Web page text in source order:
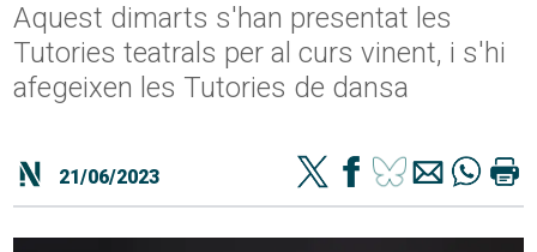
Aquest dimarts s'han presentat les
Tutories teatrals per al curs vinent, i s'hi
afegeixen les Tutories de dansa
21/06/2023